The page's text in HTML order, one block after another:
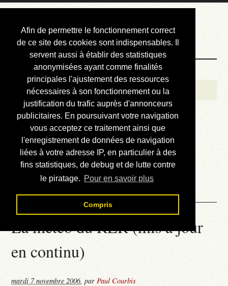
Afin de permettre le fonctionnement correct
de ce site des cookies sont indispensables. Il
servent aussi à établir des statistiques
anonymisées ayant comme finalités
principales l'ajustement des ressources
nécessaires à son fonctionnement ou la
justification du trafic auprès d'annonceurs
publicitaires. En poursuivant votre navigation
vous acceptez ce traitement ainsi que
l'enregistrement de données de navigation
liées à votre adresse IP, en particulier à des
fins statistiques, de debug et de lutte contre
le piratage. Pour en savoir plus
Compris
Courbis, « LE »
Blog Officiel
Bienvenue
Réalisations
Divers (et d’été)
Annonces
Liens externes
Téléchargement
Contact
La météo du RER (mis à jour
en continu)
mardi 7 novembre 2006,parPaul Courbis